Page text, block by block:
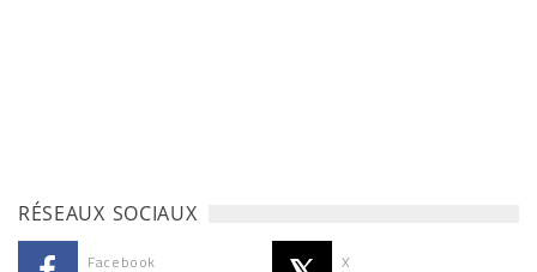
RÉSEAUX SOCIAUX
Facebook X